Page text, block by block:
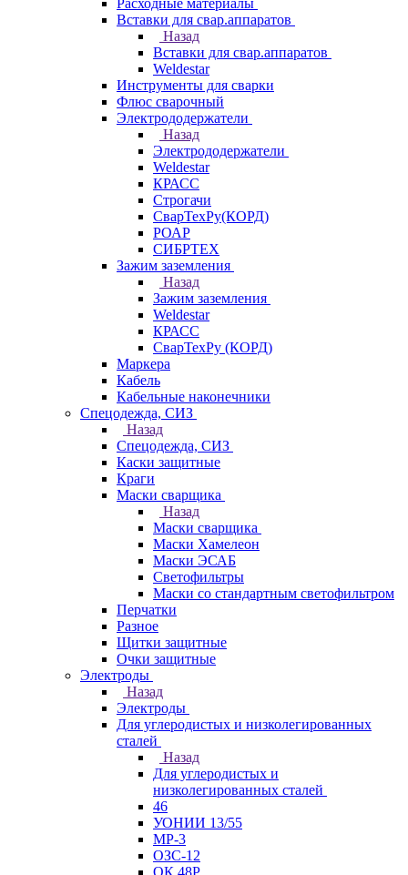
Расходные материалы
Вставки для свар.аппаратов
Назад
Вставки для свар.аппаратов
Weldestar
Инструменты для сварки
Флюс сварочный
Электрододержатели
Назад
Электрододержатели
Weldestar
КРАСС
Строгачи
СварТехРу(КОРД)
РОАР
СИБРТЕХ
Зажим заземления
Назад
Зажим заземления
Weldestar
КРАСС
СварТехРу (КОРД)
Маркера
Кабель
Кабельные наконечники
Спецодежда, СИЗ
Назад
Спецодежда, СИЗ
Каски защитные
Краги
Маски сварщика
Назад
Маски сварщика
Маски Хамелеон
Маски ЭСАБ
Светофильтры
Маски со стандартным светофильтром
Перчатки
Разное
Щитки защитные
Очки защитные
Электроды
Назад
Электроды
Для углеродистых и низколегированных
сталей
Назад
Для углеродистых и
низколегированных сталей
46
УОНИИ 13/55
МР-3
ОЗС-12
ОК 48Р